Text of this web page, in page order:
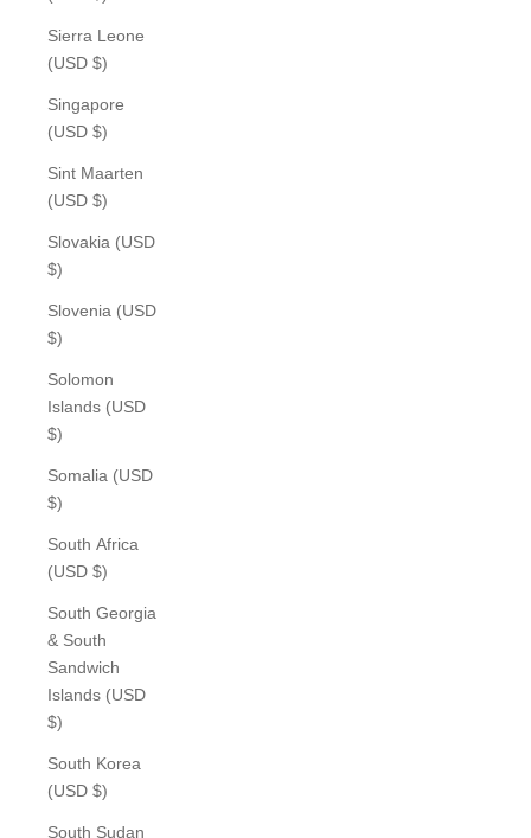
Sierra Leone
(USD $)
Singapore
(USD $)
Sint Maarten
(USD $)
Slovakia (USD
$)
Slovenia (USD
$)
Solomon
Islands (USD
$)
Somalia (USD
$)
South Africa
(USD $)
South Georgia
& South
Sandwich
Islands (USD
$)
South Korea
(USD $)
South Sudan